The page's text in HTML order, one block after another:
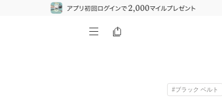
#ブラック ベルト